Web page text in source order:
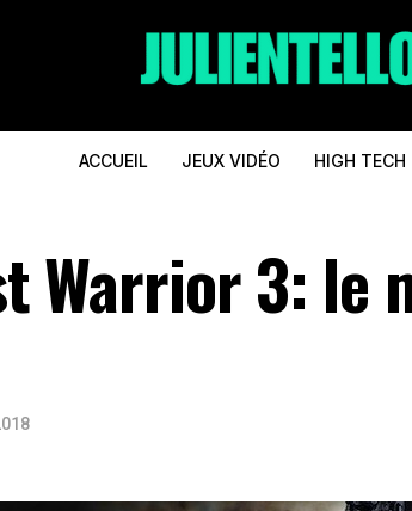
ACCUEIL JEUX VIDÉO HIGH TECH
Warrior 3: le